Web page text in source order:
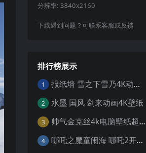
分辨率: 3840x2160
下载遇到问题？可联系客服或反馈
排行榜展示
1 报纸墙 雪之下雪乃4K动漫壁纸
2 水墨 国风 剑来动画4K壁纸
3 帅气金克丝4k电脑壁纸超清
4 哪吒之魔童闹海 哪吒2开场4K壁纸